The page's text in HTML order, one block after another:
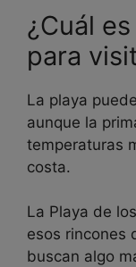
¿Cuál
para
La playa
aunque la
temperaturas
costa.
La Playa de
esos rincones
buscan algo